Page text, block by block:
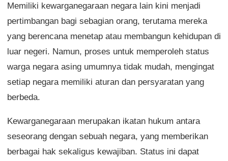
Memiliki kewarganegaraan negara lain kini menjadi
pertimbangan bagi sebagian orang, terutama mereka
yang berencana menetap atau membangun kehidupan di
luar negeri. Namun, proses untuk memperoleh status
warga negara asing umumnya tidak mudah, mengingat
setiap negara memiliki aturan dan persyaratan yang
berbeda.
Kewarganegaraan merupakan ikatan hukum antara
seseorang dengan sebuah negara, yang memberikan
berbagai hak sekaligus kewajiban. Status ini dapat